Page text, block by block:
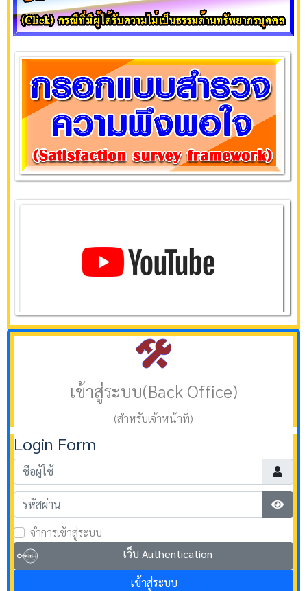
เข้าสู่ระบบ(Back Office)
(สำหรับเจ้าหน้าที่)
Login Form
ชื่อผู้ใช้
รหัสผ่าน
แสดง
จำการเข้าสู่ระบบ
เว็บ Authentication
เข้าสู่ระบบ